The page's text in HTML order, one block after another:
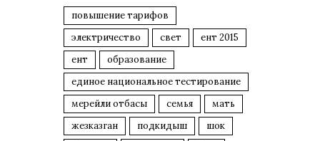
повышение тарифов
электричество
свет
ент 2015
ент
образование
единое национальное тестирование
мерейли отбасы
семья
мать
жезказган
подкидыш
шок